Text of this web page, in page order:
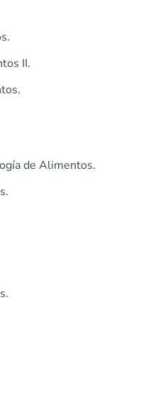
II.
de Alimentos.